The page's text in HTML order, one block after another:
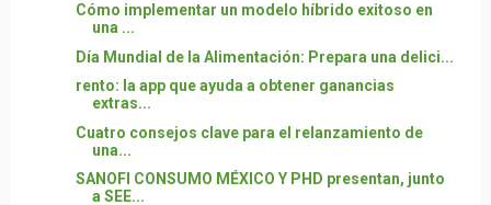
Cómo implementar un modelo híbrido exitoso en
una ...
Día Mundial de la Alimentación: Prepara una delici...
rento: la app que ayuda a obtener ganancias
extras...
Cuatro consejos clave para el relanzamiento de
una...
SANOFI CONSUMO MÉXICO Y PHD presentan, junto
a SEE...